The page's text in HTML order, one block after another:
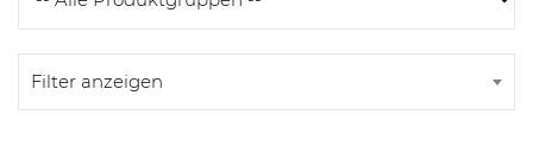
Filter anzeigen